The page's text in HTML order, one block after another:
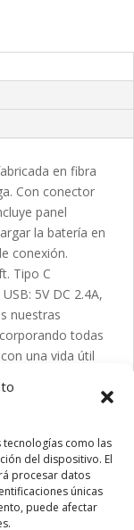
tecnologías como las
del dispositivo. El
procesar datos
únicas
puede afectar
en fibra
Con conector
panel
la batería en
conexión.
Tipo C
5V DC 2.4A,
nuestras
todas
una vida útil
requisitos de
del
descarga
del
cortocircuitos.
acorde con la